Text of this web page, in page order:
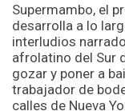
Supermambo, el
desarrolla a lo
interludios
afrolatino del Sur
gozar y poner a
trabajador de
calles de Nueva